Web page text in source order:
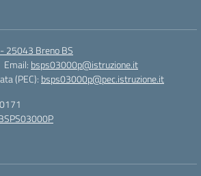
25043 Breno BS
Email: bsps03000p@istruzione.it
(PEC): bsps03000p@pec.istruzione.it